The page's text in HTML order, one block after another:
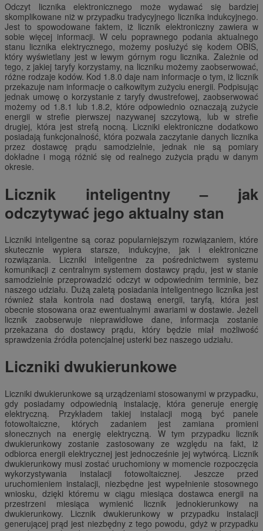
Odczyt licznika elektronicznego może wydawać się bardziej
skomplikowane niż w przypadku tradycyjnego licznika indukcyjnego.
Jest to spowodowane faktem, iż licznik elektroniczny zawiera w
sobie więcej informacji. W celu poprawnego podania aktualnego
stanu licznika elektrycznego, możemy posłużyć się kodem OBIS,
który wyświetlany jest w lewym górnym rogu licznika. Zależnie od
tego, z jakiej taryfy korzystamy, na liczniku możemy zaobserwować,
różne rodzaje kodów. Kod 1.8.0 daje nam informacje o tym, iż licznik
przekazuje nam informacje o całkowitym zużyciu energii. Podpisując
jednak umowę o korzystanie z taryfy dwustrefowej, zaobserwować
możemy od 1.8.1 lub 1.8.2, które odpowiednio oznaczają zużycie
energii w strefie pierwszej nazywanej szczytową, lub w strefie
drugiej, która jest strefą nocną. Liczniki elektroniczne dodatkowo
posiadają funkcjonalność, która pozwala zaczytanie danych licznika
przez dostawcę prądu samodzielnie, jednak nie są pomiary
dokładne i mogą różnić się od realnego zużycia prądu w danym
okresie.
Licznik inteligentny – jak
odczytywać jego aktualny stan
Liczniki inteligentne są coraz popularniejszym rozwiązaniem, które
skutecznie wypiera starsze, indukcyjne, jak i elektroniczne
rozwiązania. Liczniki inteligentne za pośrednictwem systemu
komunikacji z centralnym systemem dostawcy prądu, jest w stanie
samodzielnie przeprowadzić odczyt w odpowiednim terminie, bez
naszego udziału. Dużą zaletą posiadania inteligentnego licznika jest
również stała kontrola nad dostawą energii, taryfą, która jest
obecnie stosowana oraz ewentualnymi awariami w dostawie. Jeżeli
licznik zaobserwuje nieprawidłowe dane, informacja zostanie
przekazana do dostawcy prądu, który będzie miał możliwość
sprawdzenia źródła potencjalnej usterki bez naszego udziału.
Liczniki dwukierunkowe
Liczniki dwukierunkowe są urządzeniami stosowanymi w przypadku,
gdy posiadamy odpowiednią instalację, która generuje energię
elektryczną. Przykładem takiej instalacji mogą być panele
fotowoltaiczne, których zadaniem jest zamiana promieni
słonecznych na energię elektryczną. W tym przypadku licznik
dwukierunkowy zostanie zastosowany ze względu na fakt, iż
odbiorca energii elektrycznej jest jednocześnie jej wytwórcą. Licznik
dwukierunkowy musi zostać uruchomiony w momencie rozpoczęcia
wykorzystywania instalacji fotowoltaicznej. Jeszcze przed
uruchomieniem instalacji, niezbędne jest wypełnienie stosownego
wniosku, dzięki któremu w ciągu miesiąca dostawca energii na
przestrzeni miesiąca wymienić licznik jednokierunkowy na
dwukierunkowy. Licznik dwukierunkowy w przypadku instalacji
generującej prąd jest niezbędny z tego powodu, gdyż w przypadku